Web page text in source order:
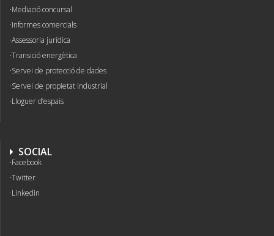
Mediació concursal
Informes comercials
Assessoria jurídica
Transició energètica
Servei de protecció de dades
Servei de propietat industrial
Lloguer d’espais
SOCIAL
Facebook
Twitter
Linkedin